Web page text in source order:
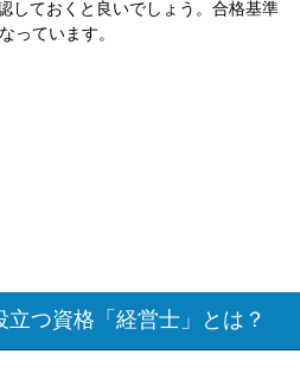
しておくと良いでしょう。合格基準
っています。
つ資格「経営士」とは？